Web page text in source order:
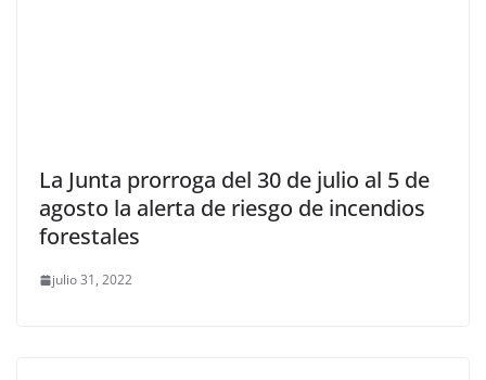
La Junta prorroga del 30 de julio al 5 de
agosto la alerta de riesgo de incendios
forestales
julio 31, 2022